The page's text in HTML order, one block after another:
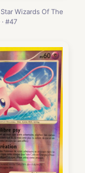
Wizards Of The
#47